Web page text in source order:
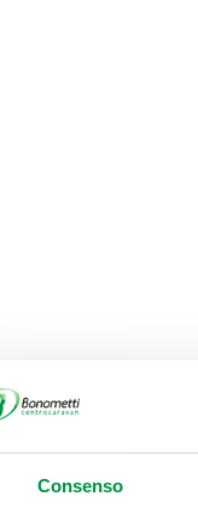
Consenso
su tutte le novità